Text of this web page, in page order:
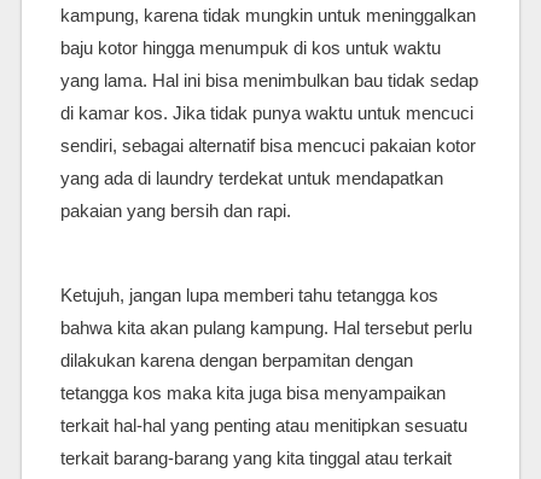
kampung, karena tidak mungkin untuk meninggalkan
baju kotor hingga menumpuk di kos untuk waktu
yang lama. Hal ini bisa menimbulkan bau tidak sedap
di kamar kos. Jika tidak punya waktu untuk mencuci
sendiri, sebagai alternatif bisa mencuci pakaian kotor
yang ada di laundry terdekat untuk mendapatkan
pakaian yang bersih dan rapi.
Ketujuh, jangan lupa memberi tahu tetangga kos
bahwa kita akan pulang kampung. Hal tersebut perlu
dilakukan karena dengan berpamitan dengan
tetangga kos maka kita juga bisa menyampaikan
terkait hal-hal yang penting atau menitipkan sesuatu
terkait barang-barang yang kita tinggal atau terkait